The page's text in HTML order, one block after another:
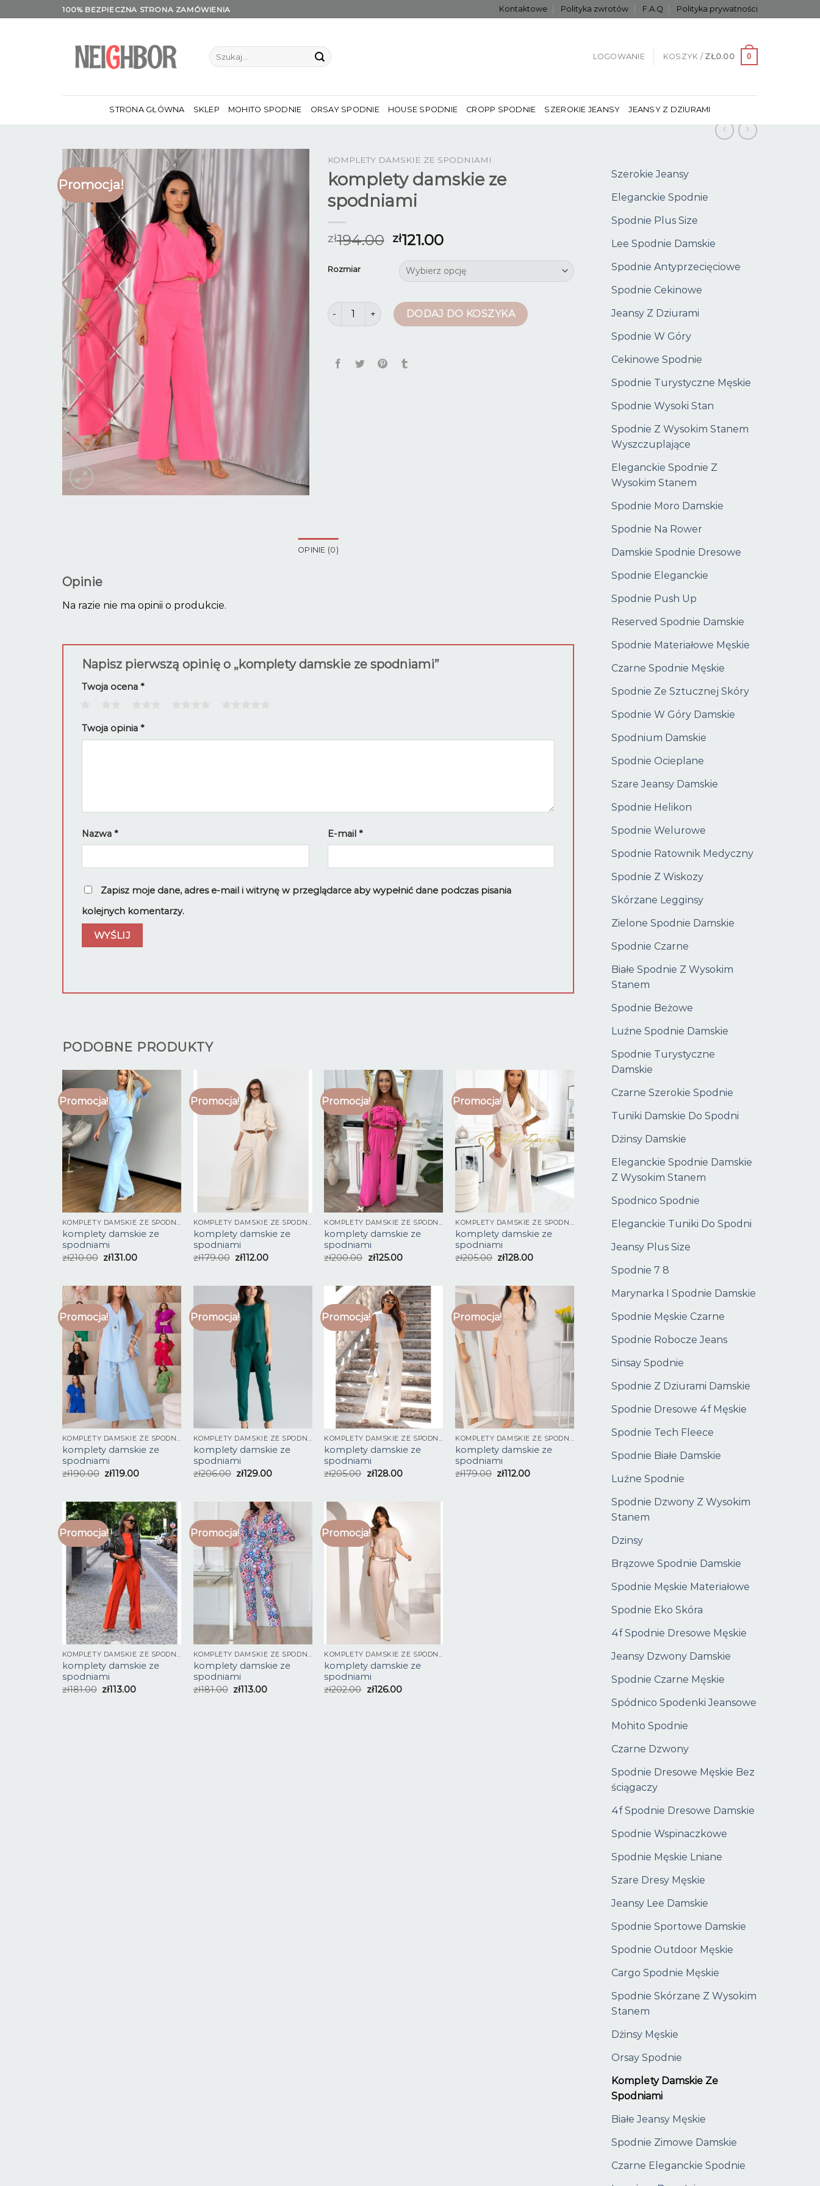
to
100% BEZPIECZNA STRONA ZAMÓWIENIA Kontaktowe Polityka zwrotów F.A.Q Polityka prywatności
Szukaj:
LOGOWANIE KOSZYK / ZŁ0.00 0
STRONA GŁÓWNA SKLEP MOHITO SPODNIE ORSAY SPODNIE HOUSE SPODNIE CROPP SPODNIE SZEROKIE JEANSY JEANSY Z DZIURAMI
Szerokie Jeansy
Eleganckie Spodnie
Spodnie Plus Size
Lee Spodnie Damskie
Spodnie Antyprzecięciowe
Spodnie Cekinowe
Jeansy Z Dziurami
Spodnie W Góry
Cekinowe Spodnie
Spodnie Turystyczne Męskie
Spodnie Wysoki Stan
Spodnie Z Wysokim Stanem
Wyszczuplające
Eleganckie Spodnie Z
Wysokim Stanem
Spodnie Moro Damskie
Spodnie Na Rower
Damskie Spodnie Dresowe
Spodnie Eleganckie
Spodnie Push Up
Reserved Spodnie Damskie
Spodnie Materiałowe Męskie
Czarne Spodnie Męskie
Spodnie Ze Sztucznej Skóry
Spodnie W Góry Damskie
Spodnium Damskie
Spodnie Ocieplane
Szare Jeansy Damskie
Spodnie Helikon
Spodnie Welurowe
Spodnie Ratownik Medyczny
Spodnie Z Wiskozy
Skórzane Legginsy
Zielone Spodnie Damskie
Spodnie Czarne
Białe Spodnie Z Wysokim
Stanem
Spodnie Beżowe
Luźne Spodnie Damskie
Spodnie Turystyczne
Damskie
Czarne Szerokie Spodnie
Tuniki Damskie Do Spodni
Dżinsy Damskie
Eleganckie Spodnie Damskie
Z Wysokim Stanem
Spodnico Spodnie
Eleganckie Tuniki Do Spodni
Jeansy Plus Size
Spodnie 7 8
Marynarka I Spodnie Damskie
Spodnie Męskie Czarne
Spodnie Robocze Jeans
Sinsay Spodnie
Spodnie Z Dziurami Damskie
Spodnie Dresowe 4f Męskie
Spodnie Tech Fleece
Spodnie Białe Damskie
Luźne Spodnie
Spodnie Dzwony Z Wysokim
Stanem
Dzinsy
Brązowe Spodnie Damskie
Spodnie Męskie Materiałowe
Spodnie Eko Skóra
4f Spodnie Dresowe Męskie
Jeansy Dzwony Damskie
Spodnie Czarne Męskie
Spódnico Spodenki Jeansowe
Mohito Spodnie
Czarne Dzwony
Spodnie Dresowe Męskie Bez
ściągaczy
4f Spodnie Dresowe Damskie
Spodnie Wspinaczkowe
Spodnie Męskie Lniane
Szare Dresy Męskie
Jeansy Lee Damskie
Spodnie Sportowe Damskie
Spodnie Outdoor Męskie
Cargo Spodnie Męskie
Spodnie Skórzane Z Wysokim
Stanem
Dżinsy Męskie
Orsay Spodnie
Komplety Damskie Ze
Spodniami
Białe Jeansy Męskie
Spodnie Zimowe Damskie
Czarne Eleganckie Spodnie
Promocja!
KOMPLETY DAMSKIE ZE SPODNIAMI
komplety damskie ze
spodniami
zł194.00 zł121.00
Rozmiar
ilość komplety damskie ze spodniami
DODAJ DO KOSZYKA
OPINIE (0)
Opinie
Na razie nie ma opinii o produkcie.
Napisz pierwszą opinię o „komplety damskie ze spodniami”
Twoja ocena *
Twoja opinia *
Nazwa * E-mail *
Zapisz moje dane, adres e-mail i witrynę w przeglądarce aby wypełnić dane podczas pisania
kolejnych komentarzy.
PODOBNE PRODUKTY
Promocja!
KOMPLETY DAMSKIE ZE SPODNIAMI
komplety damskie ze
spodniami
zł210.00 zł131.00
Promocja!
KOMPLETY DAMSKIE ZE SPODNIAMI
komplety damskie ze
spodniami
zł179.00 zł112.00
Promocja!
KOMPLETY DAMSKIE ZE SPODNIAMI
komplety damskie ze
spodniami
zł200.00 zł125.00
Promocja!
KOMPLETY DAMSKIE ZE SPODNIAMI
komplety damskie ze
spodniami
zł205.00 zł128.00
Promocja!
KOMPLETY DAMSKIE ZE SPODNIAMI
komplety damskie ze
spodniami
zł190.00 zł119.00
Promocja!
KOMPLETY DAMSKIE ZE SPODNIAMI
komplety damskie ze
spodniami
zł206.00 zł129.00
Promocja!
KOMPLETY DAMSKIE ZE SPODNIAMI
komplety damskie ze
spodniami
zł205.00 zł128.00
Promocja!
KOMPLETY DAMSKIE ZE SPODNIAMI
komplety damskie ze
spodniami
zł179.00 zł112.00
Promocja!
KOMPLETY DAMSKIE ZE SPODNIAMI
komplety damskie ze
spodniami
zł181.00 zł113.00
Promocja!
KOMPLETY DAMSKIE ZE SPODNIAMI
komplety damskie ze
spodniami
zł181.00 zł113.00
Promocja!
KOMPLETY DAMSKIE ZE SPODNIAMI
komplety damskie ze
spodniami
zł202.00 zł126.00